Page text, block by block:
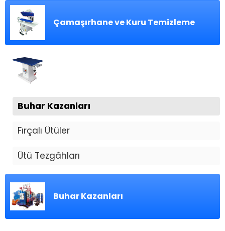
Çamaşırhane ve Kuru Temizleme
Buhar Kazanları
Fırçalı Ütüler
Ütü Tezgâhları
Buhar Kazanları